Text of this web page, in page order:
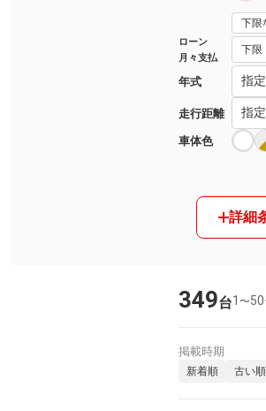
ローン
月々支払
年式
走行距離
車体色
詳細
349台1 〜50
掲載時期
新着順 古い順